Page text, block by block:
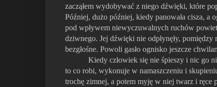
zacząłem wydobywać z niego dźwięki, które
Później, dużo później, kiedy panowała cisza, a
pod wpływem niewyczuwalnych ruchów
dziwnego. Jej dźwięki nie odpłynęły,
bezgłośne. Powoli gasło ognisko jeszcze
Kiedy człowiek się nie śpieszy i nic go
to co robi, wykonuje w namaszczeniu i
trochę zimnej, a potem myję w niej twarz i ręce